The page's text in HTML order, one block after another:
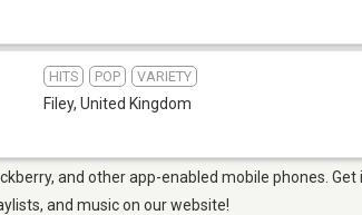
HITS POP VARIETY
Filey, United Kingdom
and other app-enabled mobile phones.
and music on our website!